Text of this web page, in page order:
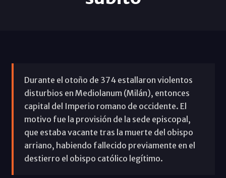
Durante el otoño de 374 estallaron violentos
disturbios en Mediolanum (Milán), entonces
capital del Imperio romano de occidente. El
motivo fue la provisión de la sede episcopal,
que estaba vacante tras la muerte del obispo
arriano, habiendo fallecido previamente en el
destierro el obispo católico legítimo.